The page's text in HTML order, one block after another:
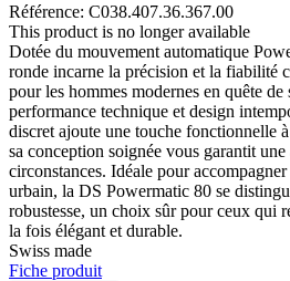
Référence: C038.407.36.367.00
This product is no longer available
Dotée du mouvement automatique
ronde incarne la précision et la fiabilité
pour les hommes modernes en quête
performance technique et design
discret ajoute une touche fonctionnelle
sa conception soignée vous garantit
circonstances. Idéale pour
urbain, la DS Powermatic 80 se
robustesse, un choix sûr pour ceux qui
la fois élégant et durable.
Swiss made
Fiche produit